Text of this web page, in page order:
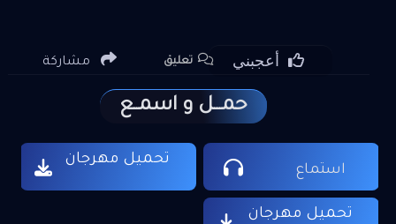
استماع
حمـــل و اسمــع
تحميل مهرجان
تحميل مهرجان
مشاركة أعجبني تعليق